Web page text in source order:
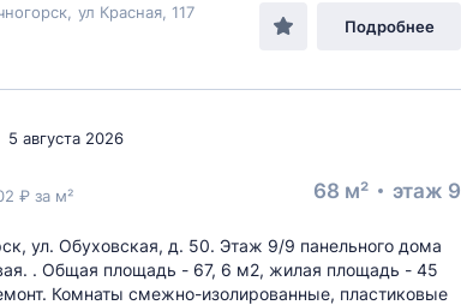
ул Красная , 117
Подробнее
5 августа 2026
₽ за м² 68 м² этаж 9
ул. Обуховская, д. 50. Этаж 9/9 панельного дома
. Общая площадь - 67, 6 м2, жилая площадь - 45
Комнаты смежно-изолированные, пластиковые